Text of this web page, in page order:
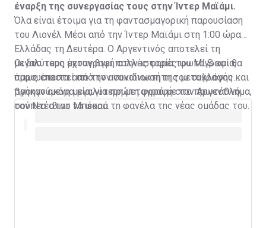
έναρξη της συνεργασίας τους στην Ίντερ Μαϊάμι.
Όλα είναι έτοιμα για τη φαντασμαγορική παρουσίαση
του Λιονέλ Μέσι από την Ίντερ Μαϊάμι στη 1:00 ώρα
Ελλάδας τη Δευτέρα. Ο Αργεντινός αποτελεί τη
μεγαλύτερη μεταγραφή στην ιστορία του MLS και θα
παρουσιαστεί από τον συνιδιοκτήτη του συλλόγου και
προηγούμενη μεγαλύτερη μεταγραφή στο πρωτάθλημα,
τον Ντέιβιντ Μπέκαμ.
Οι δυο τους έχουν βγει πολλές φορές φωτογραφία,
όμως έπειτα από την ανακοίνωση της μεταγραφής
βγήκαν ακόμα μία, για πρώτη φορά με τον Αργεντινό
σούπερ σταρ να φορά τη φανέλα της νέας ομάδας του.